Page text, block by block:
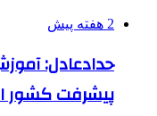
2 هفته پیش
حدادعادل:
پیشرفت